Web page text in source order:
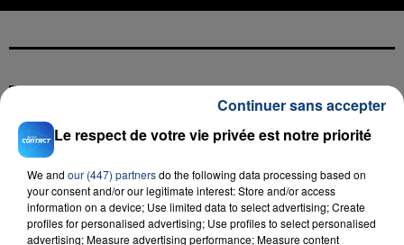
Le respect de votre vie privée est notre priorité
We and our (447) partnersdo the following data processing based on
your consent and/or our legitimate interest: Store and/or access
information on a device; Use limited data to select advertising; Create
profiles for personalised advertising; Use profiles to select personalised
advertising; Measure advertising performance; Measure content
Continuer sans accepter